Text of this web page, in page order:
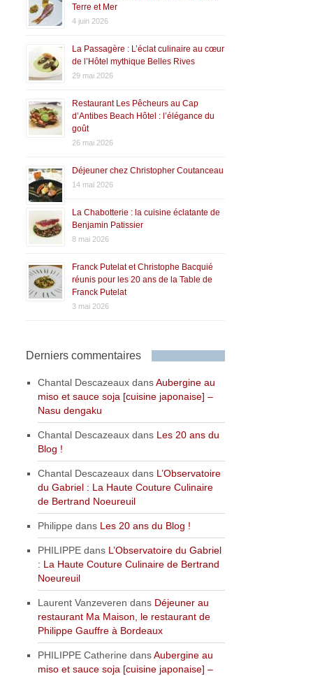
Terre et Mer
4 juin 2026
La Passagère : L’éclat culinaire au cœur
de l’Hôtel mythique Belles Rives
29 mai 2026
Restaurant Les Pêcheurs au Cap
d’Antibes Beach Hôtel : l’élégance du
goût
26 mai 2026
Déjeuner chez Christopher Coutanceau
14 mai 2026
La Chabotterie : la cuisine éclatante de
Benjamin Patissier
8 mai 2026
Franck Putelat et Christophe Bacquié
réunis pour les 20 ans de la Table de
Franck Putelat
3 mai 2026
Derniers commentaires
Chantal Descazeaux dansAubergine au
miso et sauce soja [cuisine japonaise] –
Nasu dengaku
Chantal Descazeaux dans Les 20 ans du
Blog !
Chantal Descazeaux dans L’Observatoire
du Gabriel : La Haute Couture Culinaire
de Bertrand Noeureuil
Philippe dans Les 20 ans du Blog !
PHILIPPE dans L’Observatoire du Gabriel
: La Haute Couture Culinaire de Bertrand
Noeureuil
Laurent Vanzeveren dans Déjeuner au
restaurant Ma Maison, le restaurant de
Philippe Gauffre à Bordeaux
PHILIPPE Catherine dansAubergine au
miso et sauce soja [cuisine japonaise] –